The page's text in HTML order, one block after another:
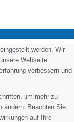
werden. Wir
Webseite
verbessern und
um mehr zu
ändern. Beachten Sie,
auf Ihre